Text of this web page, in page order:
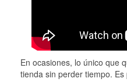
En ocasiones, lo único que
tienda sin perder tiempo.